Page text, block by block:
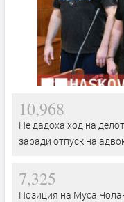
10,968
Не дадоха ход на
заради отпуск на
7,325
Позиция на Муса